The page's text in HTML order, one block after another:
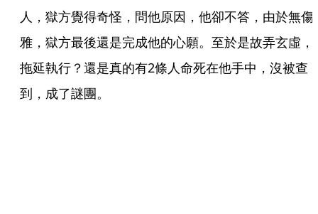
人，獄方覺得奇怪，問他原因，他卻不答，由於無傷
雅，獄方最後還是完成他的心願。至於是故弄玄虛，
拖延執行？還是真的有2條人命死在他手中，沒被查
到，成了謎團。